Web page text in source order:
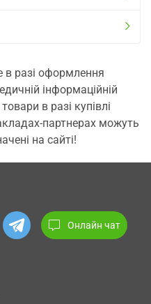
в разі оформлення
інформаційній
в разі купівлі
партнерах можуть
на сайті!
Онлайн чат